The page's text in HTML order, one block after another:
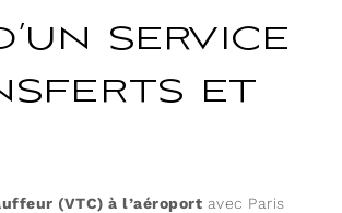
service
et
(VTC) à l’aéroport avec Paris